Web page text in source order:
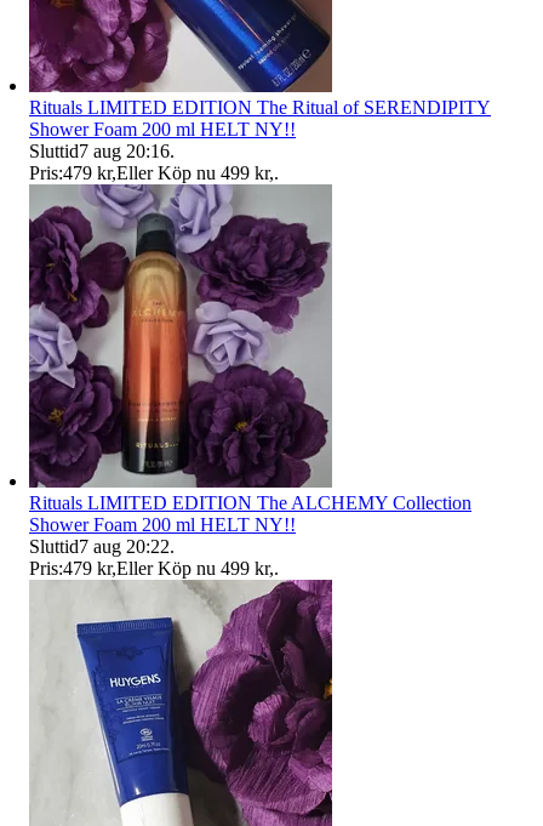
Rituals LIMITED EDITION The Ritual of SERENDIPITY
Shower Foam 200 ml HELT NY!!
Sluttid7 aug 20:16.
Pris:479 kr,Eller Köp nu 499 kr,.
Rituals LIMITED EDITION The ALCHEMY Collection
Shower Foam 200 ml HELT NY!!
Sluttid7 aug 20:22.
Pris:479 kr,Eller Köp nu 499 kr,.